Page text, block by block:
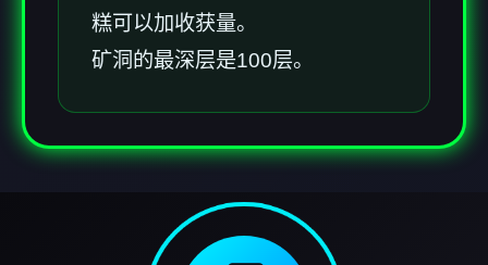
糕可以加收获量。
矿洞的最深层是100层。